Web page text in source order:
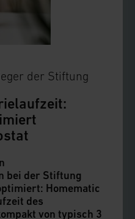
der Stiftung
bei der Stiftung
Homematic
des
von typisch 3